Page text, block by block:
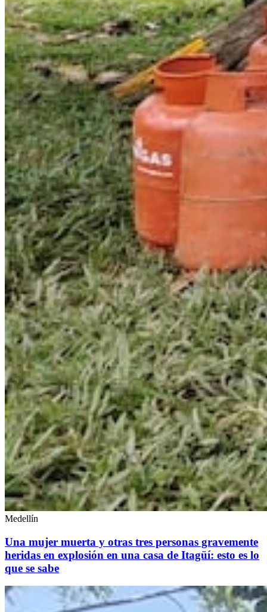
Medellín
Una mujer muerta y otras tres personas gravemente
heridas en explosión en una casa de Itagüí: esto es lo
que se sabe